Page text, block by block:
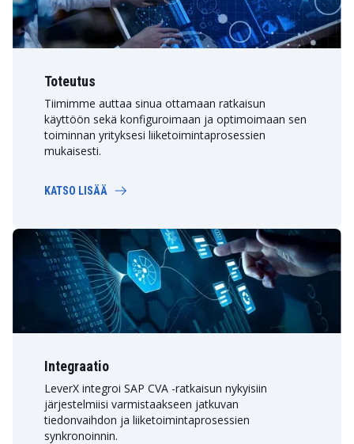
Toteutus
Tiimimme auttaa sinua ottamaan ratkaisun
käyttöön sekä konfiguroimaan ja optimoimaan sen
toiminnan yrityksesi liiketoimintaprosessien
mukaisesti.
KATSO LISÄÄ
Integraatio
LeverX integroi SAP CVA -ratkaisun nykyisiin
järjestelmiisi varmistaakseen jatkuvan
tiedonvaihdon ja liiketoimintaprosessien
synkronoinnin.